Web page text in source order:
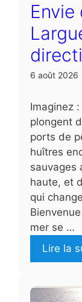
6 août 2026
Imaginez
plongent
ports de
huîtres
sauvages
haute, et
qui
mer se …
Lire la